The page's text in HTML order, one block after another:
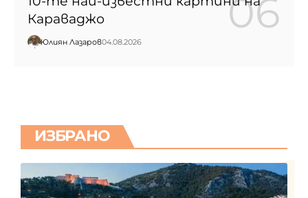
Караваджо
Юлиян Лазаров04.08.2026
ИЗБРАНО